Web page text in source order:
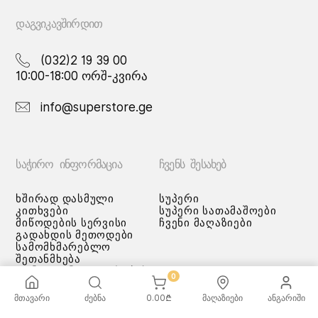
page
ᲓᲐᲒᲕᲘᲙᲐᲕᲨᲘᲠᲓᲘᲗ
(032)2 19 39 00
10:00-18:00 ორშ-კვირა
info@superstore.ge
ᲡᲐᲭᲘᲠᲝ ᲘᲜᲤᲝᲠᲛᲐᲪᲘᲐ
ხშირად დასმული
კითხვები
მიწოდების სერვისი
გადახდის მეთოდები
სამომხმარებლო
შეთანმხება
კონფიდენციალურობის
პოლიტიკა
♡ სურვილების სია
ქვაბებისა და ტაფების
ᲩᲕᲔᲜᲡ ᲨᲔᲡᲐᲮᲔᲑ
სუპერი
სუპერი სათამაშოები
ჩვენი მაღაზიები
მთავარი ძებნა
0
0.00₾ მაღაზიები ანგარიში